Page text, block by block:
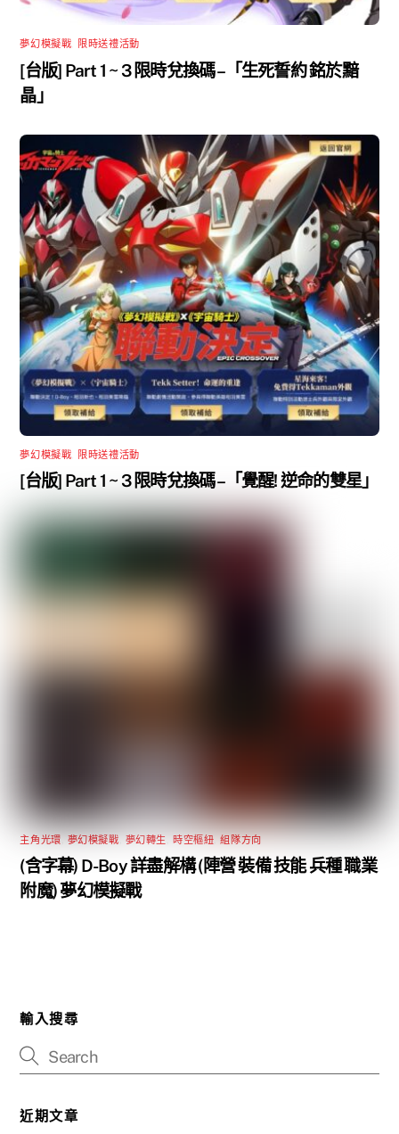
夢幻模擬戰 限時送禮活動
[台版] Part 1 ~ 3 限時兌換碼 –「生死誓約 銘於黯
晶」
夢幻模擬戰 限時送禮活動
[台版] Part 1 ~ 3 限時兌換碼 –「覺醒! 逆命的雙星」
主角光環 夢幻模擬戰 夢幻轉生 ,時空樞紐 ,組隊方向
(含字幕) D-Boy 詳盡解構 (陣營 裝備 技能 兵種 職業
附魔) 夢幻模擬戰
輸入搜尋
近期文章